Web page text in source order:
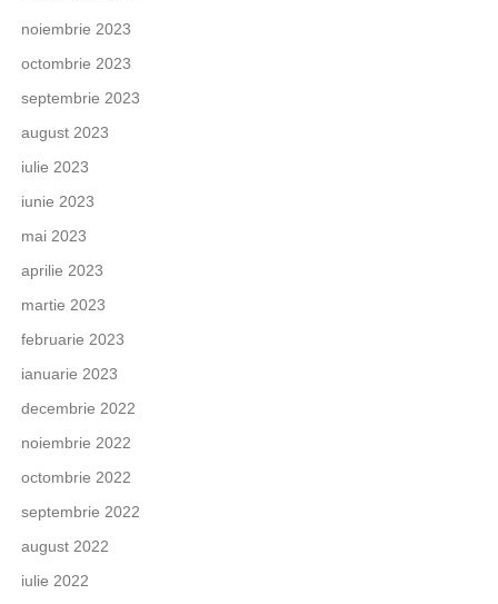
noiembrie 2023
octombrie 2023
septembrie 2023
august 2023
iulie 2023
iunie 2023
mai 2023
aprilie 2023
martie 2023
februarie 2023
ianuarie 2023
decembrie 2022
noiembrie 2022
octombrie 2022
septembrie 2022
august 2022
iulie 2022